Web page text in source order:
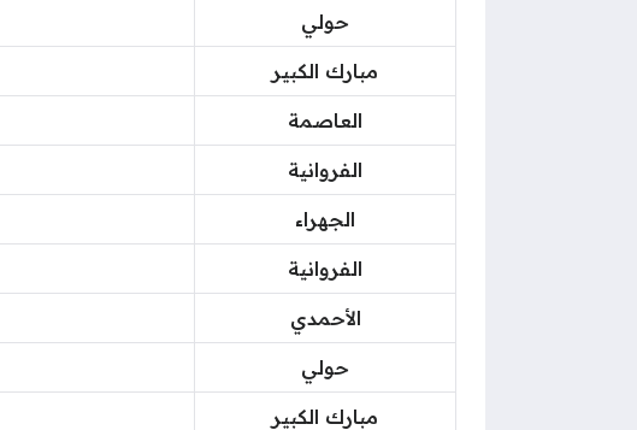
حولي
مبارك الكبير
العاصمة
الفروانية
الجهراء
الفروانية
الأحمدي
حولي
مبارك الكبير